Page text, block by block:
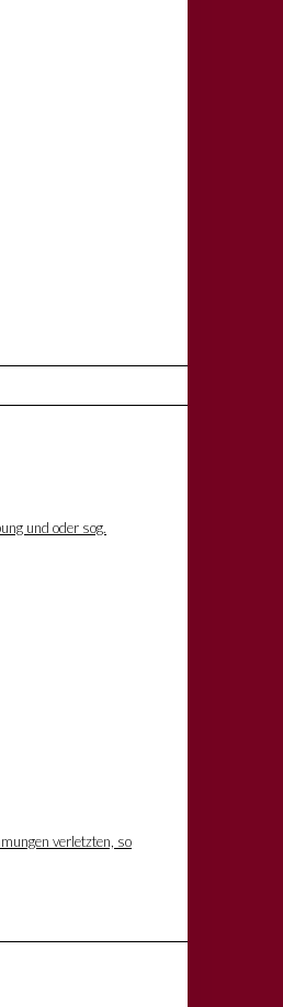
und oder sog.
verletzten, so